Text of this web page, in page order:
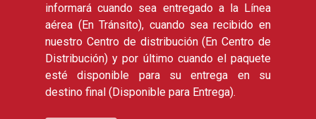
informará cuando sea entregado a la Línea
aérea (En Tránsito), cuando sea recibido en
nuestro Centro de distribución (En Centro de
Distribución) y por último cuando el paquete
esté disponible para su entrega en su
destino final (Disponible para Entrega).